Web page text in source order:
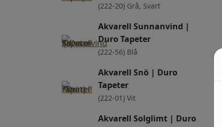
(222-20) Grå, Svart
Akvarell Sunnanvind |
Duro Tapeter
(222-56) Blå
Akvarell Snö | Duro
Tapeter
(222-01) Vit
Akvarell Solglimt | Duro